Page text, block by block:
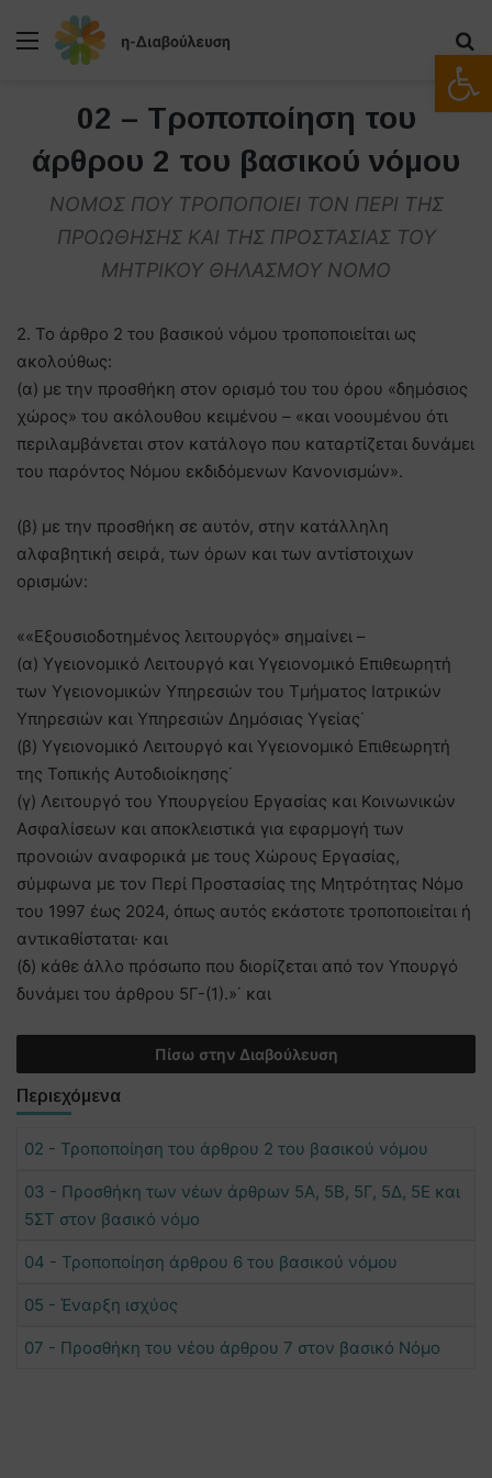
Μενού
02 – Τροποποίηση του
άρθρου 2 του βασικού νόμου
ΝΟΜΟΣ ΠΟΥ ΤΡΟΠΟΠΟΙΕΙ ΤΟΝ ΠΕΡΙ ΤΗΣ
ΠΡΟΩΘΗΣΗΣ ΚΑΙ ΤΗΣ ΠΡΟΣΤΑΣΙΑΣ ΤΟΥ
ΜΗΤΡΙΚΟΥ ΘΗΛΑΣΜΟΥ ΝΟΜΟ
2. Το άρθρο 2 του βασικού νόμου τροποποιείται ως
ακολούθως:
(α) με την προσθήκη στον ορισμό του του όρου «δημόσιος
χώρος» του ακόλουθου κειμένου – «και νοουμένου ότι
περιλαμβάνεται στον κατάλογο που καταρτίζεται δυνάμει
του παρόντος Νόμου εκδιδόμενων Κανονισμών».
(β) με την προσθήκη σε αυτόν, στην κατάλληλη
αλφαβητική σειρά, των όρων και των αντίστοιχων
ορισμών:
««Εξουσιοδοτημένος λειτουργός» σημαίνει –
(α) Υγειονομικό Λειτουργό και Υγειονομικό Επιθεωρητή
των Υγειονομικών Υπηρεσιών του Τμήματος Ιατρικών
Υπηρεσιών και Υπηρεσιών Δημόσιας Υγείας˙
(β) Υγειονομικό Λειτουργό και Υγειονομικό Επιθεωρητή
της Τοπικής Αυτοδιοίκησης˙
(γ) Λειτουργό του Υπουργείου Εργασίας και Κοινωνικών
Ασφαλίσεων και αποκλειστικά για εφαρμογή των
προνοιών αναφορικά με τους Χώρους Εργασίας,
σύμφωνα με τον Περί Προστασίας της Μητρότητας Νόμο
του 1997 έως 2024, όπως αυτός εκάστοτε τροποποιείται ή
αντικαθίσταται· και
(δ) κάθε άλλο πρόσωπο που διορίζεται από τον Υπουργό
δυνάμει του άρθρου 5Γ-(1).»˙ και
Πίσω στην Διαβούλευση
Περιεχόμενα
02 - Τροποποίηση του άρθρου 2 του βασικού νόμου
03 - Προσθήκη των νέων άρθρων 5Α, 5Β, 5Γ, 5Δ, 5Ε και
5ΣΤ στον βασικό νόμο
04 - Τροποποίηση άρθρου 6 του βασικού νόμου
05 - Έναρξη ισχύος
07 - Προσθήκη του νέου άρθρου 7 στον βασικό Νόμο